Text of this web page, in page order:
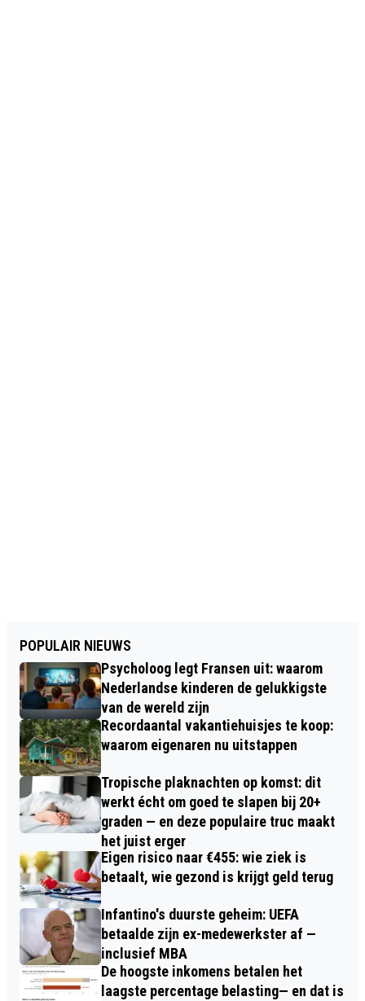
POPULAIR NIEUWS
Psycholoog legt Fransen uit: waarom
Nederlandse kinderen de gelukkigste
van de wereld zijn
Recordaantal vakantiehuisjes te koop:
waarom eigenaren nu uitstappen
Tropische plaknachten op komst: dit
werkt écht om goed te slapen bij 20+
graden — en deze populaire truc maakt
het juist erger
Eigen risico naar €455: wie ziek is
betaalt, wie gezond is krijgt geld terug
Infantino's duurste geheim: UEFA
betaalde zijn ex-medewerkster af —
inclusief MBA
De hoogste inkomens betalen het
laagste percentage belasting— en dat is